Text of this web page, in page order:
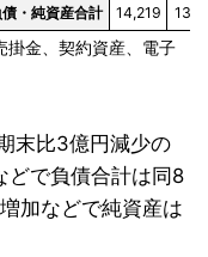
・純資産合計 14,219
掛金、契約資産、電子
末比3億円減少の
どで負債合計は同8
加などで純資産は